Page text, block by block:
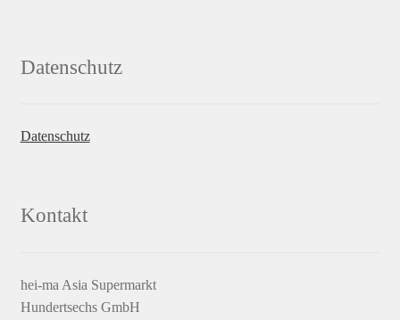
Datenschutz
Datenschutz
Kontakt
hei-ma Asia Supermarkt
Hundertsechs GmbH